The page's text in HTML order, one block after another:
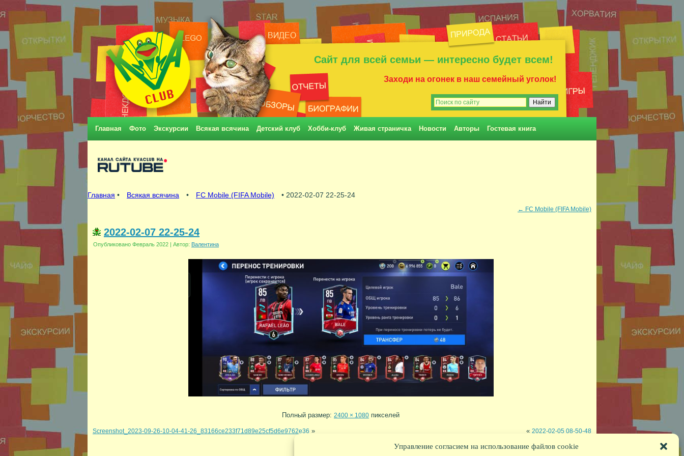
Управление согласием на использование файлов cookie
Сайт для всей семьи — интересно будет всем!
Заходи на огонек в наш семейный уголок!
Главная Фото Экскурсии Всякая всячина Детский клуб Хобби-клуб Живая страничка Новости Авторы Гостевая книга
Главная • Всякая всячина • FC Mobile (FIFA Mobile) • 2022-02-07 22-25-24
← FC Mobile (FIFA Mobile)
2022-02-07 22-25-24
Опубликовано Февраль 2022 | Автор: Валентина
Полный размер: 2400 × 1080 пикселей
Screenshot_2023-09-26-10-04-41-26_83166ce233f71d89e25cf5d6e9762e36 » « 2022-02-05 08-50-48